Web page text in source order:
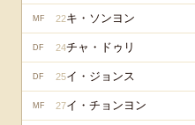
MF 22キ・ソンヨン
DF 24チャ・ドゥリ
DF 25イ・ジョンス
MF 27イ・チョンヨン